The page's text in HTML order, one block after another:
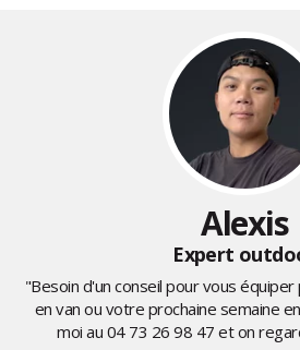
Alexis
Expert
"Besoin d'un conseil pour vous
en van ou votre prochaine semaine
moi au 04 73 26 98 47 et on